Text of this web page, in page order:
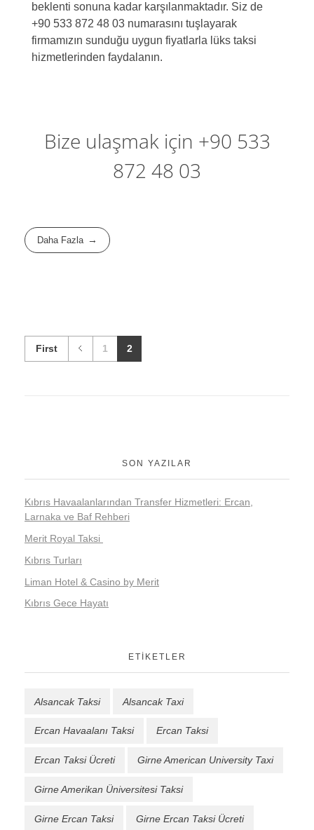
beklenti sonuna kadar karşılanmaktadır. Siz de
+90 533 872 48 03 numarasını tuşlayarak
firmamızın sunduğu uygun fiyatlarla lüks taksi
hizmetlerinden faydalanın.
Bize ulaşmak için +90 533
872 48 03
Daha Fazla
First 1 2
SON YAZILAR
Kıbrıs Havaalanlarından Transfer Hizmetleri: Ercan,
Larnaka ve Baf Rehberi
Merit Royal Taksi
Kıbrıs Turları
Liman Hotel & Casino by Merit
Kıbrıs Gece Hayatı
ETIKETLER
Alsancak Taksi Alsancak Taxi
Ercan Havaalanı Taksi Ercan Taksi
Ercan Taksi Ücreti Girne American University Taxi
Girne Amerikan Üniversitesi Taksi
Girne Ercan Taksi Girne Ercan Taksi Ücreti